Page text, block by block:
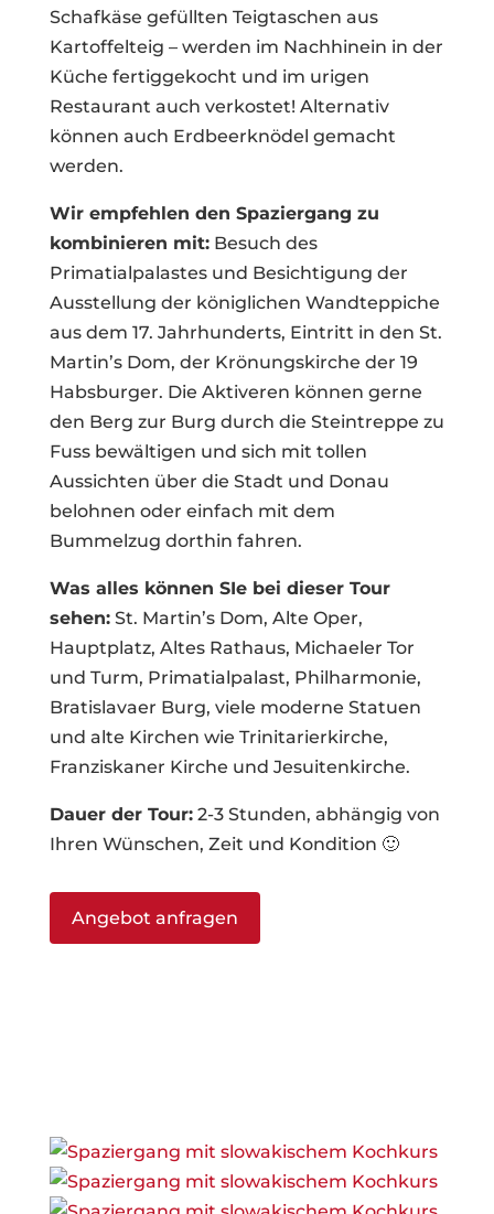
Schafkäse gefüllten Teigtaschen aus
Kartoffelteig – werden im Nachhinein in der
Küche fertiggekocht und im urigen
Restaurant auch verkostet! Alternativ
können auch Erdbeerknödel gemacht
werden.
Wir empfehlen den Spaziergang zu
kombinieren mit:Besuch des
Primatialpalastes und Besichtigung der
Ausstellung der königlichen Wandteppiche
aus dem 17. Jahrhunderts, Eintritt in den St.
Martin’s Dom, der Krönungskirche der 19
Habsburger. Die Aktiveren können gerne
den Berg zur Burg durch die Steintreppe zu
Fuss bewältigen und sich mit tollen
Aussichten über die Stadt und Donau
belohnen oder einfach mit dem
Bummelzug dorthin fahren.
Was alles können SIe bei dieser Tour
sehen:St. Martin’s Dom, Alte Oper,
Hauptplatz, Altes Rathaus, Michaeler Tor
und Turm, Primatialpalast, Philharmonie,
Bratislavaer Burg, viele moderne Statuen
und alte Kirchen wie Trinitarierkirche,
Franziskaner Kirche und Jesuitenkirche.
Dauer der Tour:2-3 Stunden, abhängig von
Ihren Wünschen, Zeit und Kondition 🙂
Angebot anfragen